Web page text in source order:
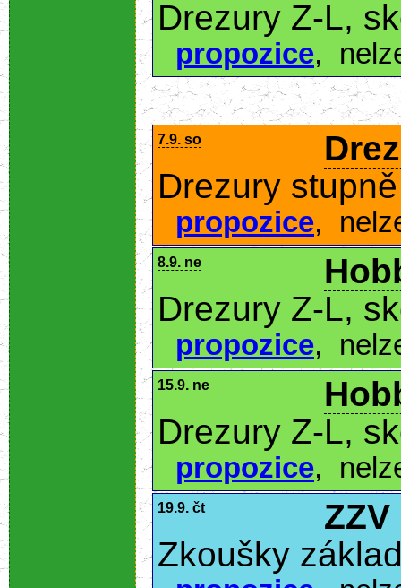
Drezury Z-L,
propozice,
7.9. so
Drezury
propozice,
8.9. ne
Drezury Z-L,
propozice,
15.9. ne
Drezury Z-L,
propozice,
19.9. čt
ZZV
Zkoušky